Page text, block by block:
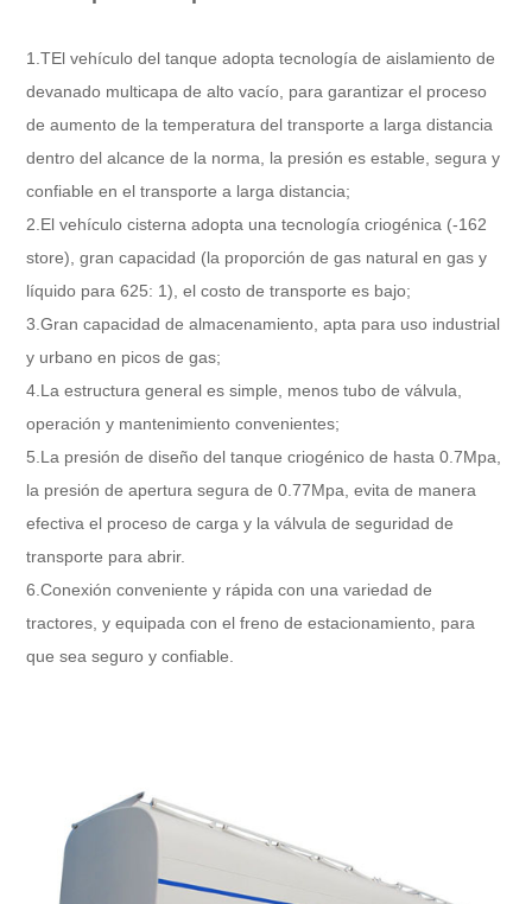
1.TEl vehículo del tanque adopta tecnología de aislamiento de
devanado multicapa de alto vacío, para garantizar el proceso
de aumento de la temperatura del transporte a larga distancia
dentro del alcance de la norma, la presión es estable, segura y
confiable en el transporte a larga distancia;
2. El vehículo cisterna adopta una tecnología criogénica (-162
store), gran capacidad (la proporción de gas natural en gas y
líquido para 625: 1), el costo de transporte es bajo;
3.Gran capacidad de almacenamiento, apta para uso industrial
y urbano en picos de gas;
4. La estructura general es simple, menos tubo de válvula,
operación y mantenimiento convenientes;
5. La presión de diseño del tanque criogénico de hasta 0.7Mpa,
la presión de apertura segura de 0.77Mpa, evita de manera
efectiva el proceso de carga y la válvula de seguridad de
transporte para abrir.
6.Conexión conveniente y rápida con una variedad de
tractores, y equipada con el freno de estacionamiento, para
que sea seguro y confiable.